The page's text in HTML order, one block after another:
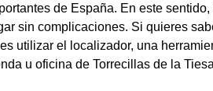
de España. En este
sin complicaciones. Si quieres
utilizar el localizador, una
u oficina de Torrecillas de la